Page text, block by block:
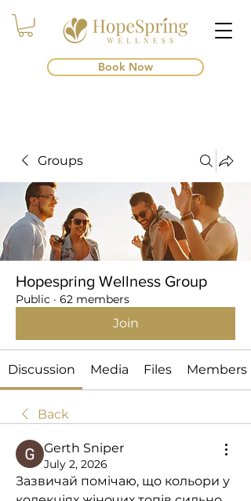
Book Now
Groups
Hopespring Wellness Group
Public · 62 members
Join
Discussion Media Files Members
Back
Gerth Sniper
July 2, 2026
Зазвичай помічаю, що кольори у